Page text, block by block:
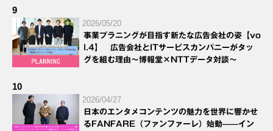
9
2026/05/20
事業プラニングが目指す新たな広告会社の姿【vo
l.4】 広告会社とITサービスカンパニーがタッ
グを組む理由～博報堂×NTTデータ対談～
10
2026/04/27
日本のエンタメコンテンツの魅力を世界に響かせ
るFANFARE（ファンファーレ）始動——イン